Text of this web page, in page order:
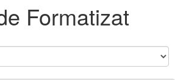
Formatizat